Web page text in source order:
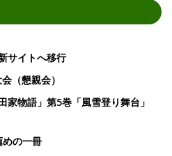
サイトへ移行
（懇親会）
家物語」第5巻「風雪登り舞台」
の一冊